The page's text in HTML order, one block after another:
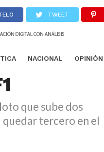
NACIONAL OPINIÓN
TWEET
que sube dos
quedar tercero en el